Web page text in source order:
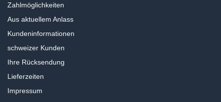
Zahlmöglichkeiten
Aus aktuellem Anlass
Kundeninformationen
schweizer Kunden
Ihre Rücksendung
Lieferzeiten
Impressum